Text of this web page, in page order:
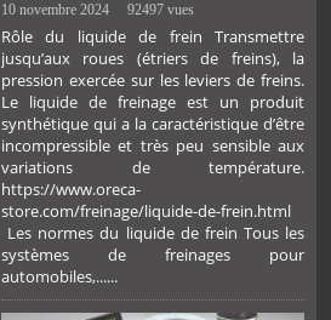
10 novembre 2024 92497 vues
Rôle du liquide de frein Transmettre
jusqu’aux roues (étriers de freins), la
pression exercée sur les leviers de freins.
Le liquide de freinage est un produit
synthétique qui a la caractéristique d’être
incompressible et très peu sensible aux
variations de température.
https://www.oreca-
store.com/freinage/liquide-de-frein.html
Les normes du liquide de frein Tous les
systèmes de freinages pour
automobiles,......